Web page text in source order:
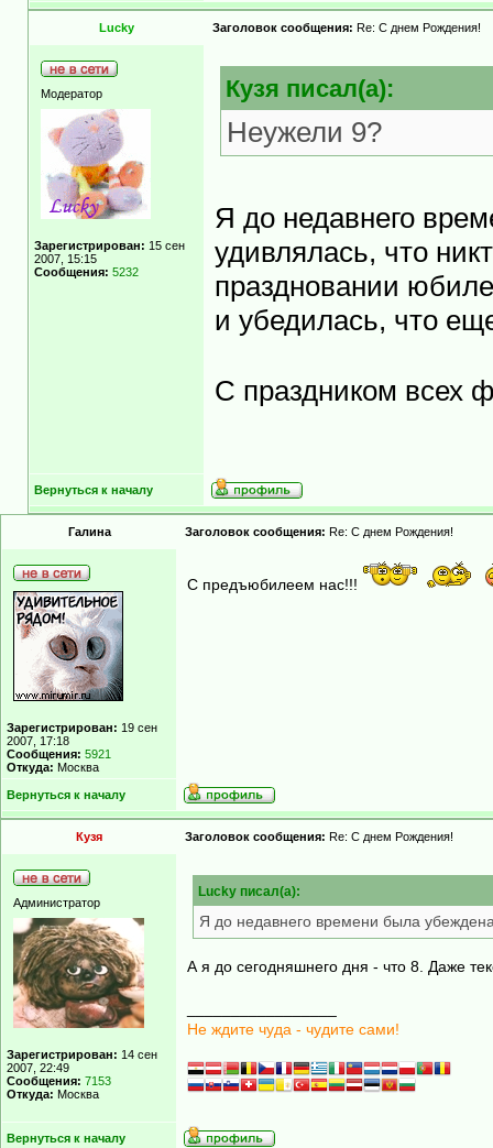
Lucky Заголовок сообщения: Re: С днем Рождения!
Модератор
Зарегистрирован: 15 сен
2007, 15:15
Сообщения: 5232
Кузя писал(а):
Неужели 9?
Я до недавнего
удивлялась, что
праздновании
и убедилась, что
С праздником всех
Вернуться к началу
Гaлинa Заголовок сообщения: Re: С днем Рождения!
Зарегистрирован: 19 сен
2007, 17:18
Сообщения: 5921
Откуда: Москва
С предъюбилеем нас!!!
Вернуться к началу
Кузя Заголовок сообщения: Re: С днем Рождения!
Администратор
Зарегистрирован: 14 сен
2007, 22:49
Сообщения: 7153
Откуда: Москва
Lucky писал(а):
Я до недавнего времени была
А я до сегодняшнего дня - что 8. Даже
Не ждите чуда - чудите сами!
Вернуться к началу